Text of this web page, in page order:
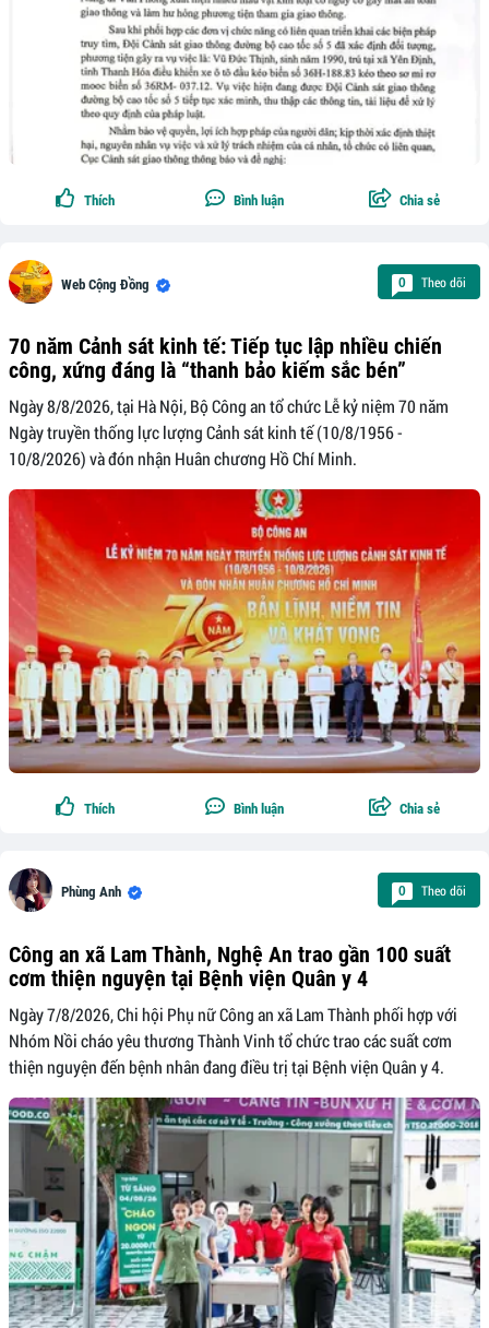
Thích Bình luận Chia sẻ
Web Cộng Đồng 0 Theo dõi
70 năm Cảnh sát kinh tế: Tiếp tục lập nhiều chiến
công, xứng đáng là “thanh bảo kiếm sắc bén”
Ngày 8/8/2026, tại Hà Nội, Bộ Công an tổ chức Lễ kỷ niệm 70 năm
Ngày truyền thống lực lượng Cảnh sát kinh tế (10/8/1956 -
10/8/2026) và đón nhận Huân chương Hồ Chí Minh.
Thích Bình luận Chia sẻ
Phùng Anh 0 Theo dõi
Công an xã Lam Thành, Nghệ An trao gần 100 suất
cơm thiện nguyện tại Bệnh viện Quân y 4
Ngày 7/8/2026, Chi hội Phụ nữ Công an xã Lam Thành phối hợp với
Nhóm Nồi cháo yêu thương Thành Vinh tổ chức trao các suất cơm
thiện nguyện đến bệnh nhân đang điều trị tại Bệnh viện Quân y 4.